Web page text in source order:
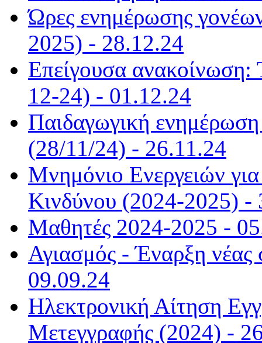
Ώρες ενημέρωσης
2025) - 28.12.24
Επείγουσα
12-24) - 01.12.24
Παιδαγωγική ενημέρωση
(28/11/24) - 26.11.24
Μνημόνιο Ενεργειών
Κινδύνου (2024-2025) -
Μαθητές 2024-2025 -
Αγιασμός - Έναρξη νέας
09.09.24
Ηλεκτρονική Αίτηση
Μετεγγραφής (2024) -